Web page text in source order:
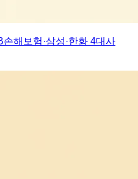
해보험·삼성·한화 4대사